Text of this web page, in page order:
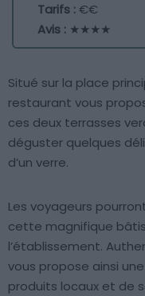
Tarifs :€€
Avis : ★★★★
Situé sur la place
restaurant vous
ces deux terrasses
déguster quelques
d’un verre.
Les voyageurs
cette magnifique
l’établissement.
vous propose ainsi
produits locaux et de